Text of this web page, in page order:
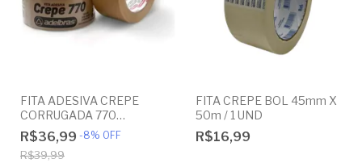
FITA ADESIVA CREPE
CORRUGADA 770
ADELBRAS 48MM X 50M
R$36,99 -8% OFF
R$39,99
FITA CREPE BOL 45mm X
50m / 1 UND
R$16,99